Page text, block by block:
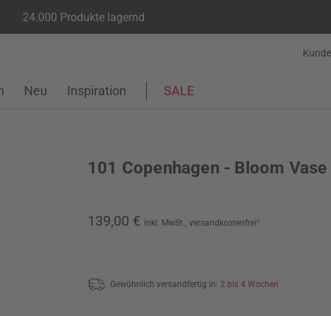
24.000 Produkte lagernd
Neu Inspiration SALE
101 Copenhagen - Bloom Vase
139,00 € inkl. MwSt., versandkostenfrei*
Gewöhnlich versandfertig in: 2 bis 4 Wochen